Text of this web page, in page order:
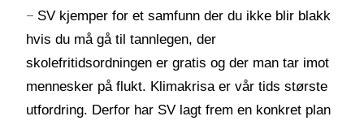
– SV kjemper for et samfunn der du ikke blir blakk
hvis du må gå til tannlegen, der
skolefritidsordningen er gratis og der man tar imot
mennesker på flukt. Klimakrisa er vår tids største
utfordring. Derfor har SV lagt frem en konkret plan